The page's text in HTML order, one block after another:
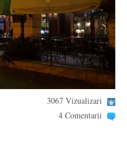
3067 Vizualizari
4 Comentarii